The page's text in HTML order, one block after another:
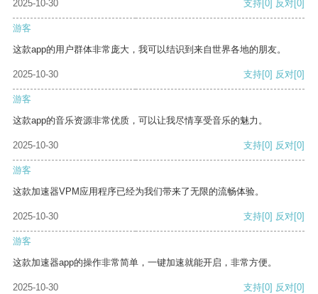
2025-10-30 支持 [0] 反对 [0]
游客
这款app的用户群体非常庞大，我可以结识到来自世界各地的朋友。
2025-10-30 支持[0] 反对[0]
游客
这款app的音乐资源非常优质，可以让我尽情享受音乐的魅力。
2025-10-30 支持[0] 反对[0]
游客
这款加速器VPM应用程序已经为我们带来了无限的流畅体验。
2025-10-30 支持[0] 反对[0]
游客
这款加速器app的操作非常简单，一键加速就能开启，非常方便。
2025-10-30 支持[0] 反对[0]